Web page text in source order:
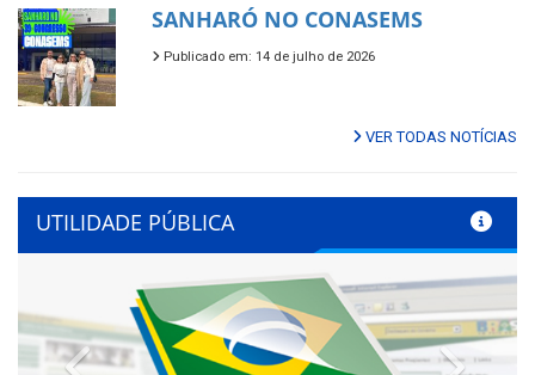
SANHARÓ NO CONASEMS
Publicado em: 14 de julho de 2026
VER TODAS NOTÍCIAS
UTILIDADE PÚBLICA
Previous Next